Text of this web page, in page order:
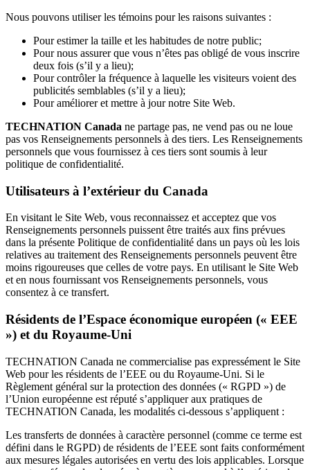
Nous pouvons utiliser les témoins pour les raisons suivantes :
Pour estimer la taille et les habitudes de notre public;
Pour nous assurer que vous n’êtes pas obligé de vous inscrire
deux fois (s’il y a lieu);
Pour contrôler la fréquence à laquelle les visiteurs voient des
publicités semblables (s’il y a lieu);
Pour améliorer et mettre à jour notre Site Web.
TECHNATION Canada ne partage pas, ne vend pas ou ne loue
pas vos Renseignements personnels à des tiers. Les Renseignements
personnels que vous fournissez à ces tiers sont soumis à leur
politique de confidentialité.
Utilisateurs à l’extérieur du Canada
En visitant le Site Web, vous reconnaissez et acceptez que vos
Renseignements personnels puissent être traités aux fins prévues
dans la présente Politique de confidentialité dans un pays où les lois
relatives au traitement des Renseignements personnels peuvent être
moins rigoureuses que celles de votre pays. En utilisant le Site Web
et en nous fournissant vos Renseignements personnels, vous
consentez à ce transfert.
Résidents de l’Espace économique européen (« EEE
») et du Royaume-Uni
TECHNATION Canada ne commercialise pas expressément le Site
Web pour les résidents de l’EEE ou du Royaume-Uni. Si le
Règlement général sur la protection des données (« RGPD ») de
l’Union européenne est réputé s’appliquer aux pratiques de
TECHNATION Canada, les modalités ci-dessous s’appliquent :
Les transferts de données à caractère personnel (comme ce terme est
défini dans le RGPD) de résidents de l’EEE sont faits conformément
aux mesures légales autorisées en vertu des lois applicables. Lorsque